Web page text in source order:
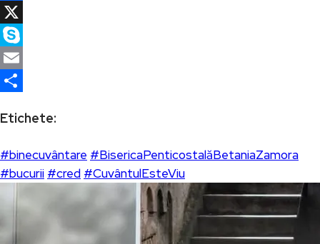
Facebook
X
Skype
Email
Etichete:
#binecuvântare #BisericaPenticostalăBetaniaZamora
#bucurii #cred #CuvântulEsteViu